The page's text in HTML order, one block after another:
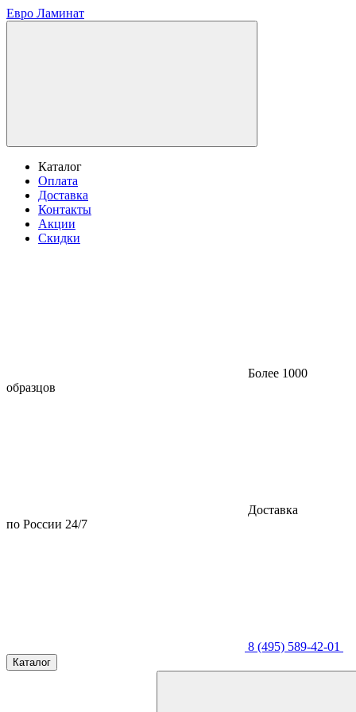
Евро Ламинат
Каталог
Оплата
Доставка
Контакты
Акции
Скидки
Более 1000
образцов
Доставка
по России 24/7
8 (495) 589-42-01
Каталог